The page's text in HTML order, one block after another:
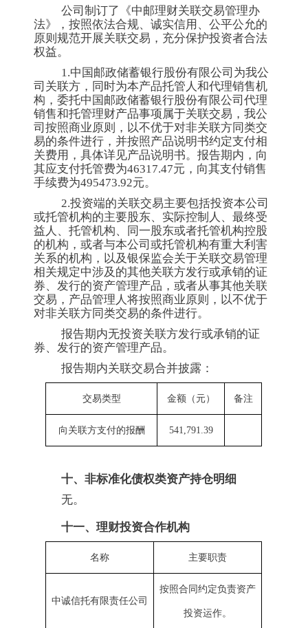
公司制订了《中邮理财关联交易管理办
法》，按照依法合规、诚实信用、公平公允的
原则规范开展关联交易，充分保护投资者合法
权益。
1.中国邮政储蓄银行股份有限公司为我公
司关联方，同时为本产品托管人和代理销售机
构，委托中国邮政储蓄银行股份有限公司代理
销售和托管理财产品事项属于关联交易，我公
司按照商业原则，以不优于对非关联方同类交
易的条件进行，并按照产品说明书约定支付相
关费用，具体详见产品说明书。报告期内，向
其应支付托管费为46317.47元，向其支付销售
手续费为495473.92元。
2.投资端的关联交易主要包括投资本公司
或托管机构的主要股东、实际控制人、最终受
益人、托管机构、同一股东或者托管机构控股
的机构，或者与本公司或托管机构有重大利害
关系的机构，以及银保监会关于关联交易管理
相关规定中涉及的其他关联方发行或承销的证
券、发行的资产管理产品，或者从事其他关联
交易，产品管理人将按照商业原则，以不优于
对非关联方同类交易的条件进行。
报告期内无投资关联方发行或承销的证
券、发行的资产管理产品。
报告期内关联交易合并披露：
交易类型 金额（元） 备注
向关联方支付的报酬 541,791.39
十、非标准化债权类资产持仓明细
无。
十一、理财投资合作机构
名称 主要职责
中诚信托有限责任公司
按照合同约定负责资产
投资运作。